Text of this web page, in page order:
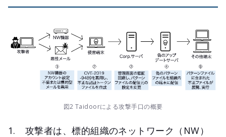
図2 Taidoorによる攻撃手口の概要
攻撃者は、標的組織のネットワーク（NW）